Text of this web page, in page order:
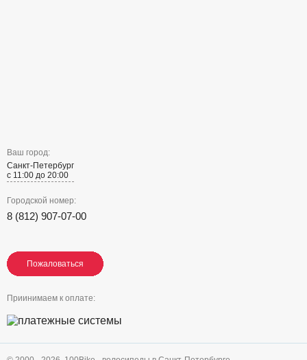
Ваш город:
Санкт-Петербург
с 11:00 до 20:00
Городской номер:
8 (812) 907-07-00
Пожаловаться
Пожаловаться
Пожаловаться
Приинимаем к оплате: